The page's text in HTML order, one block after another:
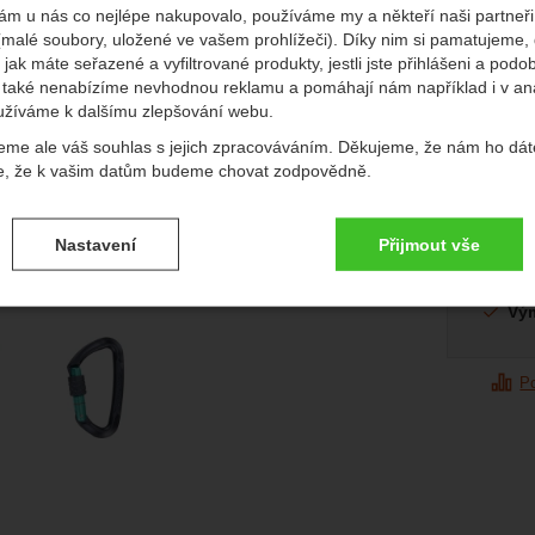
u nás co nejlépe nakupovalo, používáme my a někteří naši partneři
soubory, uložené ve vašem prohlížeči). Díky nim si pamatujeme,
máte seřazené a vyfiltrované produkty, jestli jste přihlášeni a
nenabízíme nevhodnou reklamu a pomáhají nám například i v
k dalšímu zlepšování webu.
ale váš souhlas s jejich zpracováváním. Děkujeme, že nám ho
že k vašim datům budeme chovat zodpovědně.
souhlasů s kategoriemi cookies
- bez těchto cookies náš web nebude fungovat.
cookies umožňují váš průchod nákupním košíkem, porovnávání
funkce.
a rozšířené funkce
a rozšířené funkce
abyste nemuseli vše nastavovat znovu a
spojit např. pomocí chatu
Nastavení Přijmout vše
349Kč